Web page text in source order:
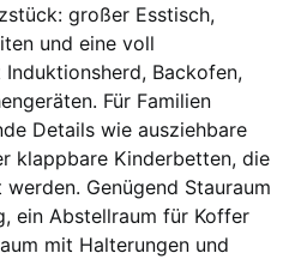
großer Esstisch,
und eine voll
Backofen,
Für Familien
Details wie ausziehbare
klappbare Kinderbetten, die
Genügend Stauraum
ein Abstellraum für Koffer
mit Halterungen und